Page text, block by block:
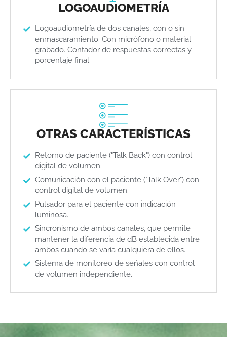
LOGOAUDIOMETRÍA
Logoaudiometría de dos canales, con o sin
enmascaramiento. Con micrófono o material
grabado. Contador de respuestas correctas y
porcentaje final.
OTRAS CARACTERÍSTICAS
Retorno de paciente ("Talk Back") con control
digital de volumen.
Comunicación con el paciente ("Talk Over") con
control digital de volumen.
Pulsador para el paciente con indicación
luminosa.
Sincronismo de ambos canales, que permite
mantener la diferencia de dB establecida entre
ambos cuando se varía cualquiera de ellos.
Sistema de monitoreo de señales con control
de volumen independiente.